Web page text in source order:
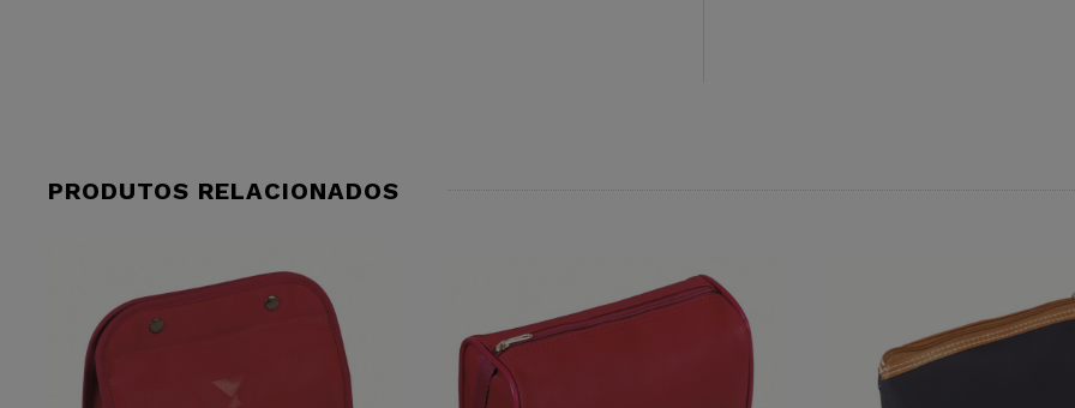
PRODUTOS RELACIONADOS